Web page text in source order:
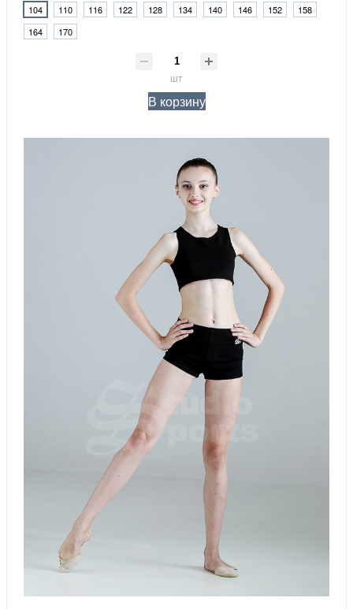
104 110 116 122 128 134 140 146 152
158
164
170
шт
В корзину